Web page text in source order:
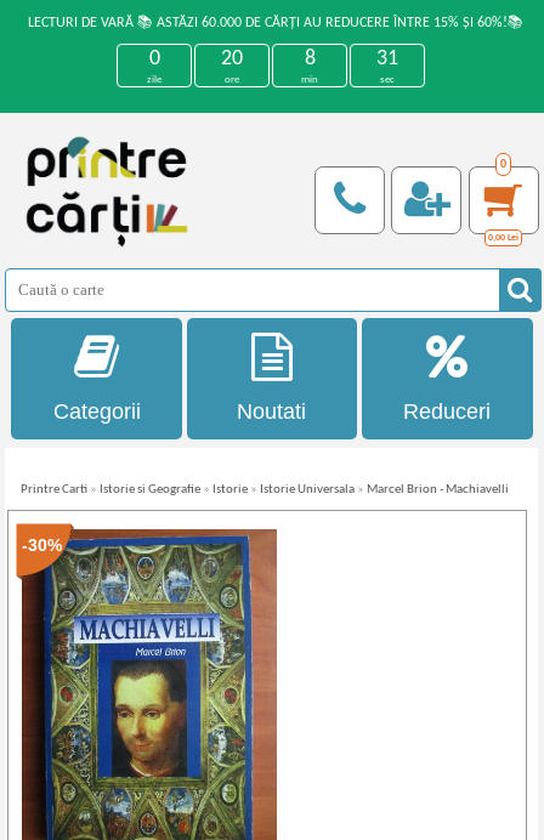
LECTURI DE VARĂ 📚 ASTĂZI 60.000 DE CĂRȚI AU REDUCERE ÎNTRE 15% ȘI 60%!📚
0
zile
20
ore
8
min
31
sec
0
0,00 Lei
Categorii Noutati Reduceri
Printre Carti » Istorie si Geografie » Istorie » Istorie Universala » Marcel Brion - Machiavelli
-30%